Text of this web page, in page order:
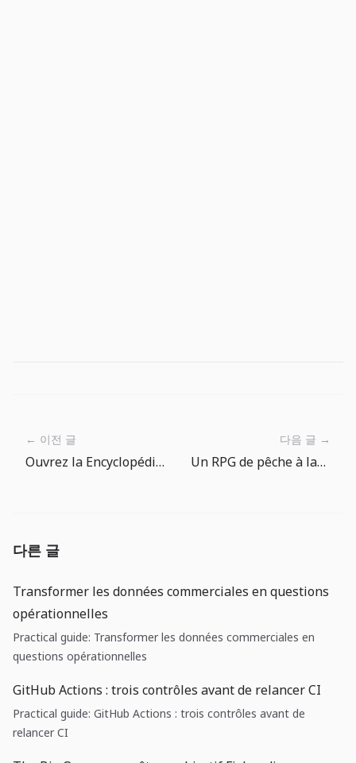
← 이전 글
Ouvrez la Encyclopédie des Poissons pour trouver votre prochaine prise
다음 글 →
Un RPG de pêche à lancer quand on s’ennuie
다른 글
Transformer les données commerciales en questions
opérationnelles
Practical guide: Transformer les données commerciales en
questions opérationnelles
GitHub Actions : trois contrôles avant de relancer CI
Practical guide: GitHub Actions : trois contrôles avant de
relancer CI